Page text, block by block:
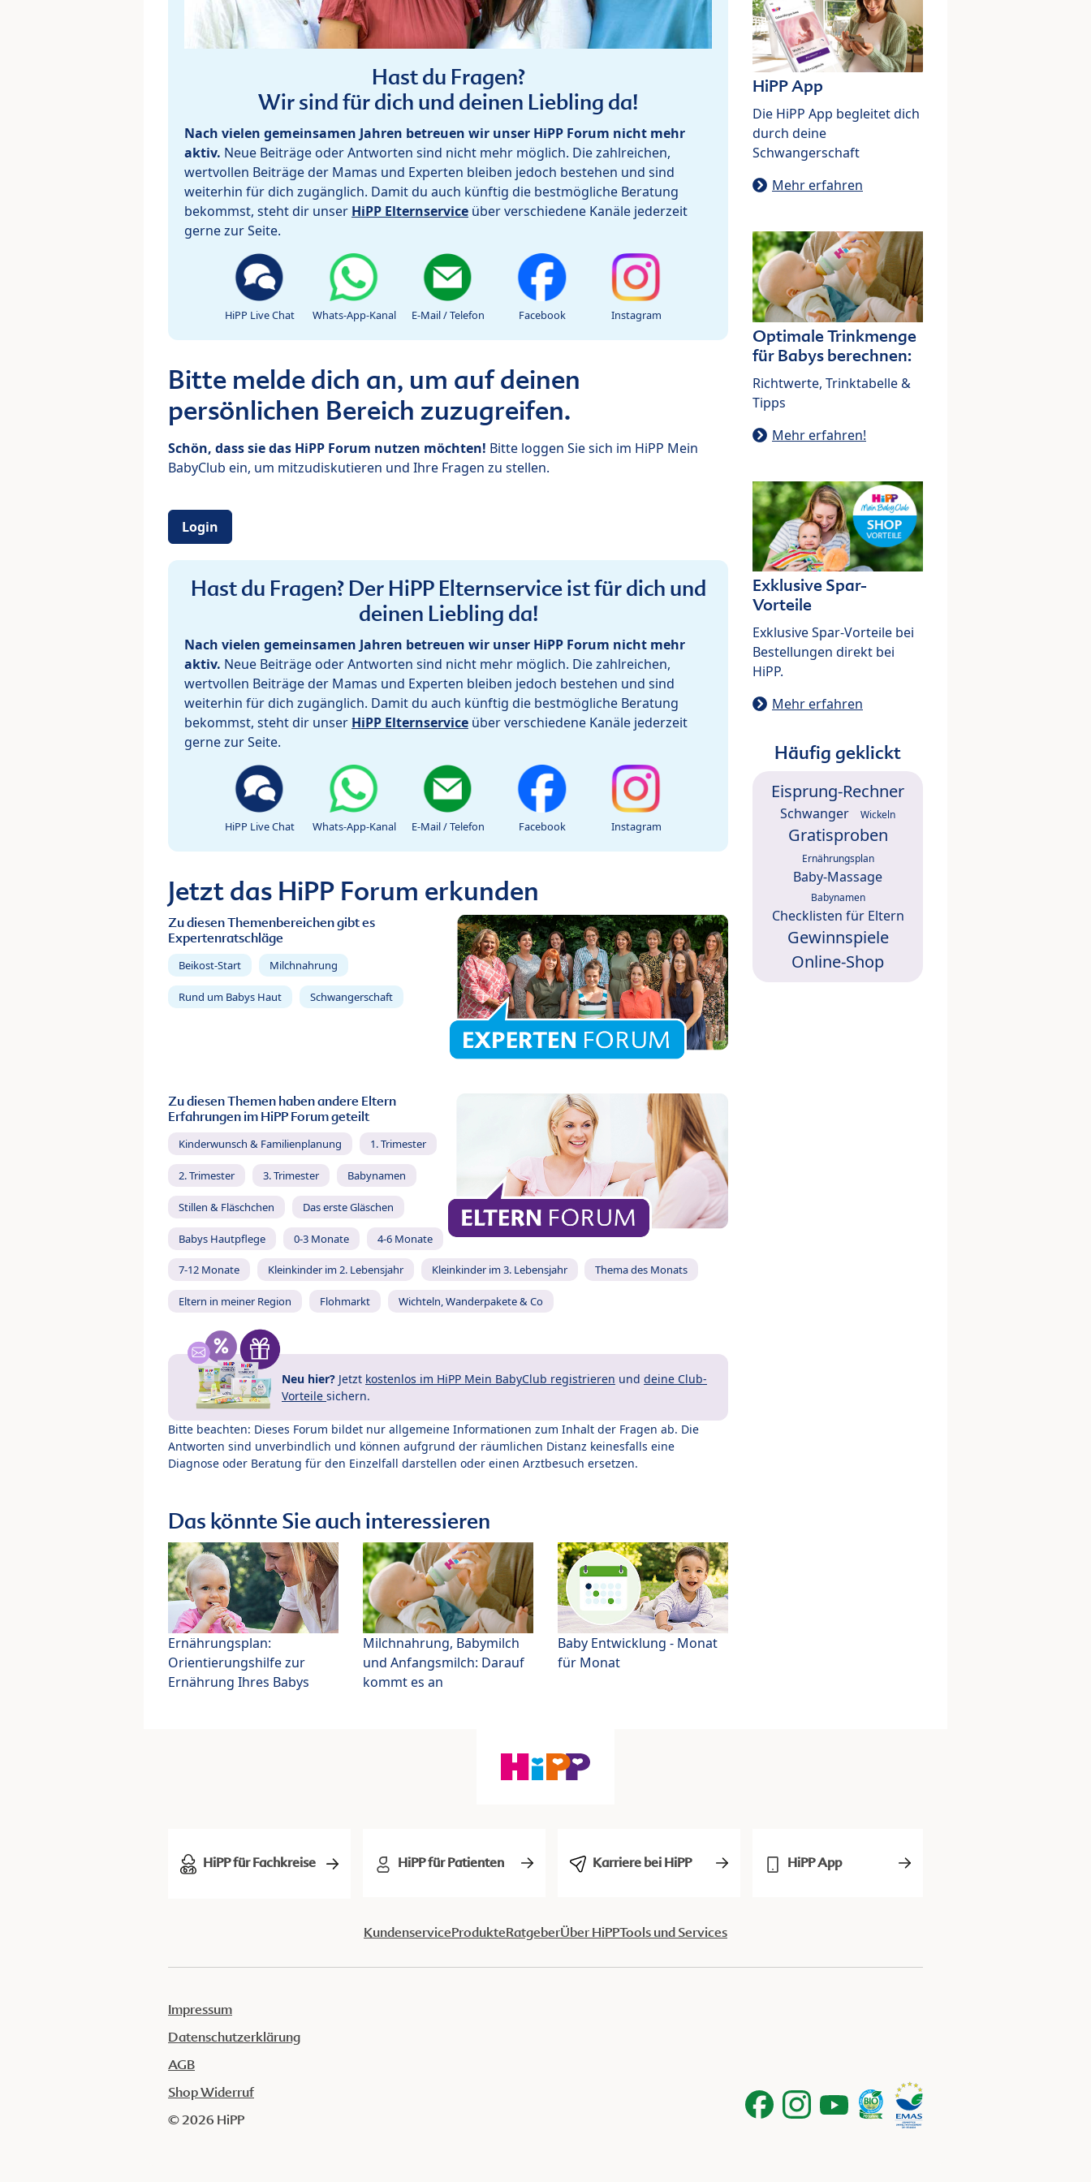
Hast du Fragen?
Wir sind für dich und deinen Liebling da!
Nach vielen gemeinsamen Jahren betreuen wir unser HiPP Forum nicht mehr
aktiv. Neue Beiträge oder Antworten sind nicht mehr möglich. Die zahlreichen,
wertvollen Beiträge der Mamas und Experten bleiben jedoch bestehen und sind
weiterhin für dich zugänglich. Damit du auch künftig die bestmögliche Beratung
bekommst, steht dir unser HiPP Elternservice über verschiedene Kanäle jederzeit
gerne zur Seite.
HiPP Live Chat Whats-App-Kanal E-Mail / Telefon Facebook Instagram
Bitte melde dich an, um auf deinen
persönlichen Bereich zuzugreifen.
Schön, dass sie das HiPP Forum nutzen möchten! Bitte loggen Sie sich im HiPP Mein
BabyClub ein, um mitzudiskutieren und Ihre Fragen zu stellen.
Login
Hast du Fragen? Der HiPP Elternservice ist für dich und
deinen Liebling da!
Nach vielen gemeinsamen Jahren betreuen wir unser HiPP Forum nicht mehr
aktiv. Neue Beiträge oder Antworten sind nicht mehr möglich. Die zahlreichen,
wertvollen Beiträge der Mamas und Experten bleiben jedoch bestehen und sind
weiterhin für dich zugänglich. Damit du auch künftig die bestmögliche Beratung
bekommst, steht dir unser HiPP Elternservice über verschiedene Kanäle jederzeit
gerne zur Seite.
HiPP Live Chat Whats-App-Kanal E-Mail / Telefon Facebook Instagram
Jetzt das HiPP Forum erkunden
Zu diesen Themenbereichen gibt es
Expertenratschläge
Beikost-Start Milchnahrung
Rund um Babys Haut Schwangerschaft
Zu diesen Themen haben andere Eltern
Erfahrungen im HiPP Forum geteilt
Kinderwunsch & Familienplanung 1. Trimester
2. Trimester 3. Trimester Babynamen
Stillen & Fläschchen Das erste Gläschen
Babys Hautpflege 0-3 Monate 4-6 Monate
7-12 Monate Kleinkinder im 2. Lebensjahr Kleinkinder im 3. Lebensjahr Thema des Monats
Eltern in meiner Region Flohmarkt Wichteln, Wanderpakete & Co
Neu hier? Jetzt kostenlos im HiPP Mein BabyClub registrieren und deine Club-
Vorteile sichern.
Bitte beachten: Dieses Forum bildet nur allgemeine Informationen zum Inhalt der Fragen ab. Die
Antworten sind unverbindlich und können aufgrund der räumlichen Distanz keinesfalls eine
Diagnose oder Beratung für den Einzelfall darstellen oder einen Arztbesuch ersetzen.
Das könnte Sie auch interessieren
Ernährungsplan:
Orientierungshilfe zur
Ernährung Ihres Babys
Milchnahrung, Babymilch
und Anfangsmilch: Darauf
kommt es an
Baby Entwicklung - Monat
für Monat
HiPP App
Die HiPP App begleitet dich
durch deine
Schwangerschaft
Mehr erfahren
Optimale Trinkmenge
für Babys berechnen:
Richtwerte, Trinktabelle &
Tipps
Mehr erfahren!
Exklusive Spar-
Vorteile
Exklusive Spar-Vorteile bei
Bestellungen direkt bei
HiPP.
Mehr erfahren
Häufig geklickt
Eisprung-Rechner
Schwanger Wickeln
Gratisproben
Ernährungsplan
Baby-Massage
Babynamen
Checklisten für Eltern
Gewinnspiele
Online-Shop
HiPP für Fachkreise HiPP für Patienten Karriere bei HiPP HiPP App
KundenserviceProdukteRatgeberÜber HiPPTools und Services
Impressum
Datenschutzerklärung
AGB
Shop Widerruf
© 2026 HiPP